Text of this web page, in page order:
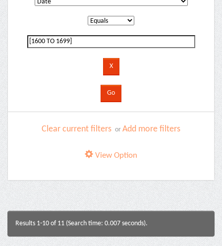
Clear current filters or Add more filters
View Option
Results 1-10 of 11 (Search time: 0.007 seconds).